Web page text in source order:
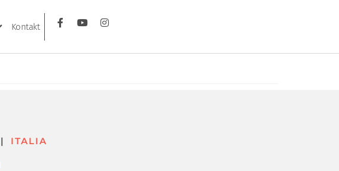
Kontakt
| ITALIA